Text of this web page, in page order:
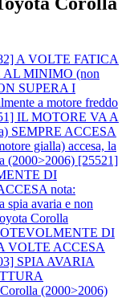
A VOLTE FATICA
AL MINIMO (non
SUPERA I
a motore freddo
IL MOTORE VA A
SEMPRE ACCESA
gialla) accesa, la
(2000>2006) [25521]
DI
nota:
spia avaria e non
Corolla
DI
VOLTE ACCESA
SPIA AVARIA
(2000>2006)